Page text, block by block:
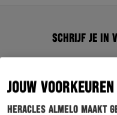
JOUW VOORKEUREN
Heracles Almelo maakt
Schrijf je in
van al het
nieuwsbrief van
kan geven welk